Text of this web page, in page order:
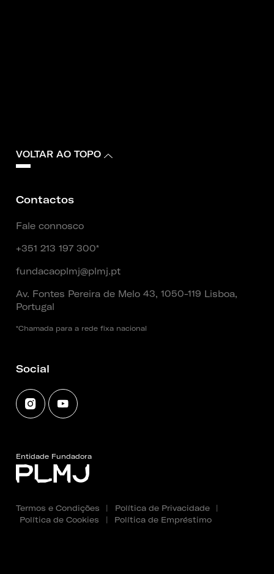
VOLTAR AO TOPO
Contactos
Fale connosco
+351 213 197 300*
fundacaoplmj@plmj.pt
Av. Fontes Pereira de Melo 43, 1050-119 Lisboa,
Portugal
*Chamada para a rede fixa nacional
Social
Entidade Fundadora
Termos e Condições | Política de Privacidade
|
Política de Cookies
| Política de Empréstimo